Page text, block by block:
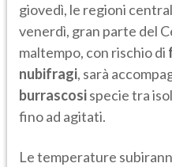
giovedì, le regioni
venerdì, gran parte del
maltempo, con rischio di
nubifragi, sarà
burrascosispecie tra
fino ad agitati.
Le temperature